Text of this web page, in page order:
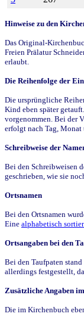
Hinweise zu den
Das Original-
Freien Prälatur
erlaubt.
Die Reihenfolge der
Die ursprüngliche
Kind eben später
vorgenommen. Bei der
erfolgt nach Tag, Monat
Schreibweise der
Bei den Schreibweisen
geschrieben, wie sie
Ortsnamen
Bei den Ortsnamen
Eine alphabetisch
Ortsangaben bei den
Bei den Taufpaten
allerdings festgestellt,
Zusätzliche Angaben
Die im Kirchenbuch